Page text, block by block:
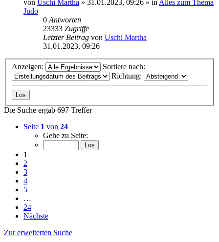
von Uschi Martha » 31.01.2023, 09:26 » in Alles zum Thema
Judo
0 Antworten
23333 Zugriffe
Letzter Beitrag von Uschi Martha
31.01.2023, 09:26
Anzeigen:
Sortiere nach:
Richtung:
Die Suche ergab 697 Treffer
Seite 1 von 24
Gehe zu Seite:
1
2
3
4
5
…
24
Nächste
Zur erweiterten Suche